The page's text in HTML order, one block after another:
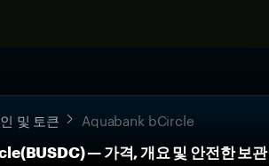
및 토큰 Aquabank bCircle
— 가격, 개요 및 안전한 보관